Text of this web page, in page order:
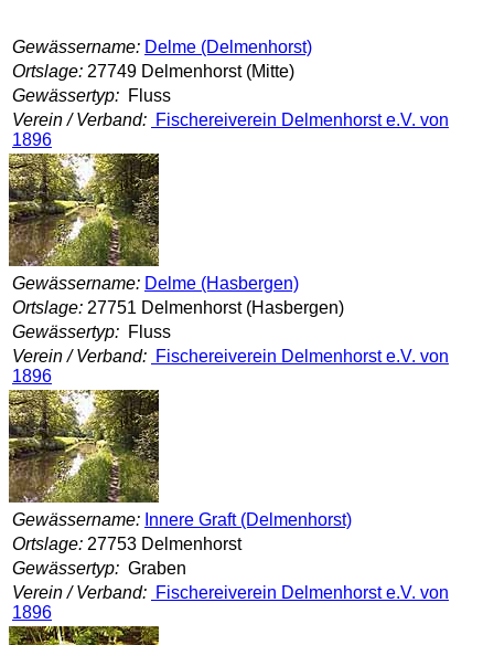
Gewässername: Delme (Delmenhorst)
Ortslage: 27749 Delmenhorst (Mitte)
Gewässertyp: Fluss
Verein / Verband: Fischereiverein Delmenhorst e.V. von
1896
Gewässername: Delme (Hasbergen)
Ortslage: 27751 Delmenhorst (Hasbergen)
Gewässertyp: Fluss
Verein / Verband: Fischereiverein Delmenhorst e.V. von
1896
Gewässername: Innere Graft (Delmenhorst)
Ortslage: 27753 Delmenhorst
Gewässertyp: Graben
Verein / Verband: Fischereiverein Delmenhorst e.V. von
1896